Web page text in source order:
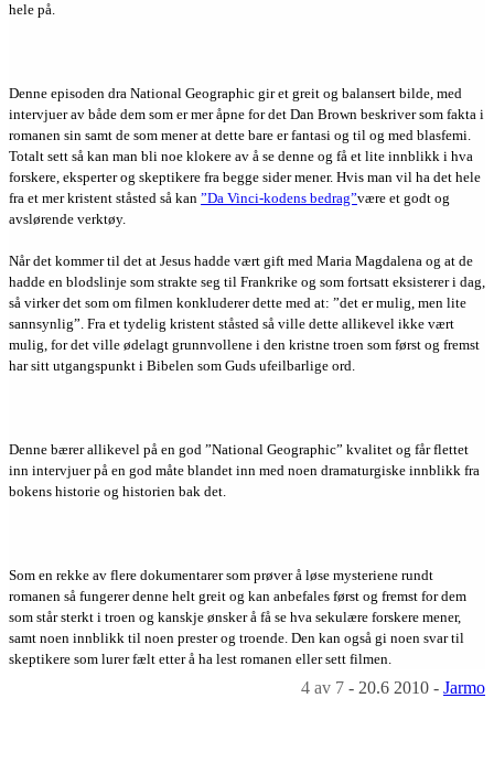
hele på.
Denne episoden dra National Geographic gir et greit og balansert bilde, med
intervjuer av både dem som er mer åpne for det Dan Brown beskriver som fakta i
romanen sin samt de som mener at dette bare er fantasi og til og med blasfemi.
Totalt sett så kan man bli noe klokere av å se denne og få et lite innblikk i hva
forskere, eksperter og skeptikere fra begge sider mener. Hvis man vil ha det hele
fra et mer kristent ståsted så kan ”Da Vinci-kodens bedrag”være et godt og
avslørende verktøy.
Når det kommer til det at Jesus hadde vært gift med Maria Magdalena og at de
hadde en blodslinje som strakte seg til Frankrike og som fortsatt eksisterer i dag,
så virker det som om filmen konkluderer dette med at: ”det er mulig, men lite
sannsynlig”. Fra et tydelig kristent ståsted så ville dette allikevel ikke vært
mulig, for det ville ødelagt grunnvollene i den kristne troen som først og fremst
har sitt utgangspunkt i Bibelen som Guds ufeilbarlige ord.
Denne bærer allikevel på en god ”National Geographic” kvalitet og får flettet
inn intervjuer på en god måte blandet inn med noen dramaturgiske innblikk fra
bokens historie og historien bak det.
Som en rekke av flere dokumentarer som prøver å løse mysteriene rundt
romanen så fungerer denne helt greit og kan anbefales først og fremst for dem
som står sterkt i troen og kanskje ønsker å få se hva sekulære forskere mener,
samt noen innblikk til noen prester og troende. Den kan også gi noen svar til
skeptikere som lurer fælt etter å ha lest romanen eller sett filmen.
4 av 7 - 20.6 2010 - Jarmo